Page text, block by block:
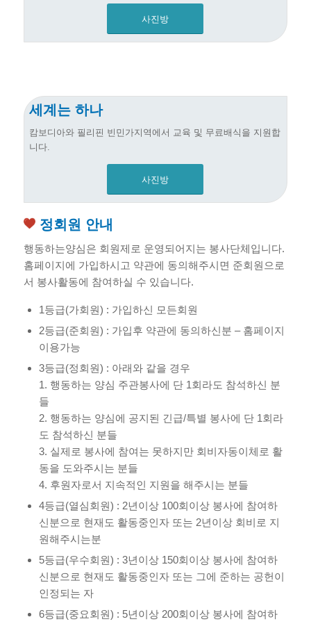
사진방
세계는 하나
캄보디아와 필리핀 빈민가지역에서 교육 및 무료배식을 지원합
니다.
사진방
정회원 안내
행동하는양심은 회원제로 운영되어지는 봉사단체입니다.
홈페이지에 가입하시고 약관에 동의해주시면 준회원으로
서 봉사활동에 참여하실 수 있습니다.
1등급(가회원) : 가입하신 모든회원
2등급(준회원) : 가입후 약관에 동의하신분 – 홈페이지
이용가능
3등급(정회원) : 아래와 같을 경우
1. 행동하는 양심 주관봉사에 단 1회라도 참석하신 분
들
2. 행동하는 양심에 공지된 긴급/특별 봉사에 단 1회라
도 참석하신 분들
3. 실제로 봉사에 참여는 못하지만 회비자동이체로 활
동을 도와주시는 분들
4. 후원자로서 지속적인 지원을 해주시는 분들
4등급(열심회원) : 2년이상 100회이상 봉사에 참여하
신분으로 현재도 활동중인자 또는 2년이상 회비로 지
원해주시는분
5등급(우수회원) : 3년이상 150회이상 봉사에 참여하
신분으로 현재도 활동중인자 또는 그에 준하는 공헌이
인정되는 자
6등급(중요회원) : 5년이상 200회이상 봉사에 참여하